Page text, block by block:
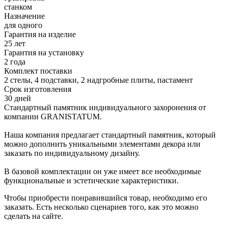
станком
Назначение
для одного
Гарантия на изделие
25 лет
Гарантия на установку
2 года
Комплект поставки
2 стелы, 4 подставки, 2 надгробные плиты, пастамент
Срок изготовления
30 дней
Стандартный памятник индивидуального захоронения от
компании GRANISTATUM.
Наша компания предлагает стандартный памятник, который
можно дополнить уникальными элементами декора или
заказать по индивидуальному дизайну.
В базовой комплектации он уже имеет все необходимые
функциональные и эстетические характеристики.
Чтобы приобрести понравившийся товар, необходимо его
заказать. Есть несколько сценариев того, как это можно
сделать на сайте.